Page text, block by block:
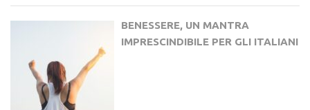
BENESSERE, UN MANTRA
IMPRESCINDIBILE PER GLI ITALIANI